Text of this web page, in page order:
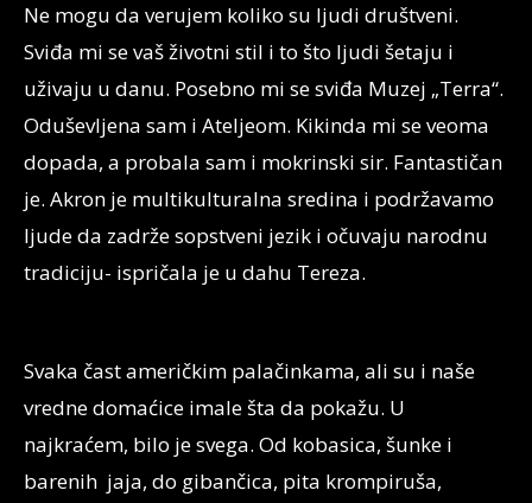
Ne mogu da verujem koliko su ljudi društveni.
Sviđa mi se vaš životni stil i to što ljudi šetaju i
uživaju u danu. Posebno mi se sviđa Muzej „Terra“.
Oduševljena sam i Ateljeom. Kikinda mi se veoma
dopada, a probala sam i mokrinski sir. Fantastičan
je. Akron je multikulturalna sredina i podržavamo
ljude da zadrže sopstveni jezik i očuvaju narodnu
tradiciju- ispričala je u dahu Tereza.
Svaka čast američkim palačinkama, ali su i naše
vredne domaćice imale šta da pokažu. U
najkraćem, bilo je svega. Od kobasica, šunke i
barenih jaja, do gibančica, pita krompiruša,